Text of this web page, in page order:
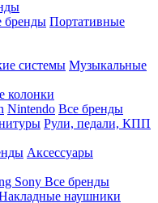
бренды Портативные
системы Музыкальные
колонки
Nintendo Все бренды
Рули, педали, КПП
Аксессуары
Sony Все бренды
наушники